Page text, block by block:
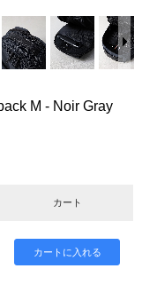
M - Noir Gray
カート